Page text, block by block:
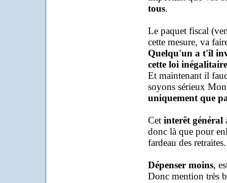
tous.
Le paquet fiscal
cette mesure, va
Quelqu'un a t'il
cette loi
Et maintenant il
soyons sérieux
uniquement que
Cet interêt général
donc là que pour
fardeau des retraites.
Dépenser moins,
Donc mention très